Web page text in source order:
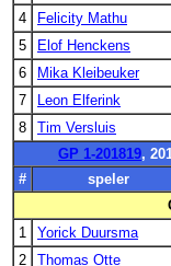
4
Felicity Mathu
5
Elof Henckens
6
Mika Kleibeuker
7
Leon Elferink
8
Tim Versluis
GP 1-201819,
#
speler
1
Yorick Duursma
2
Thomas Otte